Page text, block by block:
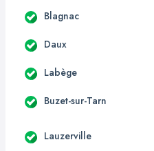
Blagnac
Daux
Labège
Buzet-sur-Tarn
Lauzerville